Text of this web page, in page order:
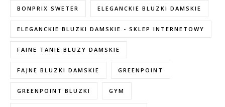
BONPRIX SWETER ELEGANCKIE BLUZKI DAMSKIE
ELEGANCKIE BLUZKI DAMSKIE - SKLEP INTERNETOWY
FAINE TANIE BLUZY DAMSKIE
FAJNE BLUZKI DAMSKIE GREENPOINT
GREENPOINT BLUZKI GYM